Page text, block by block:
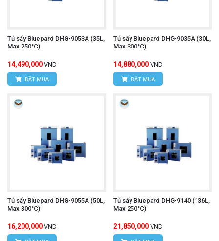
Tủ sấy Bluepard DHG-9053A (35L,
Max 250°C)
14,490,000 VND
ĐẶT MUA
Tủ sấy Bluepard DHG-9035A (30L,
Max 300°C)
14,880,000 VND
ĐẶT MUA
Tủ sấy Bluepard DHG-9055A (50L,
Max 300°C)
16,200,000 VND
Tủ sấy Bluepard DHG-9140 (136L,
Max 250°C)
21,850,000 VND